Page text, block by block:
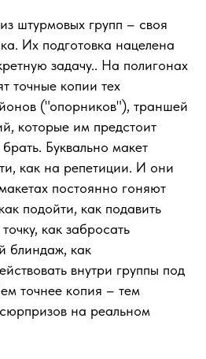
штурмовых групп – своя
Их подготовка нацелена
задачу.. На полигонах
точные копии тех
("опорников"), траншей
которые им предстоит
Буквально макет
как на репетиции. И они
постоянно гоняют
подойти, как подавить
как забросать
блиндаж, как
внутри группы под
точнее копия – тем
на реальном